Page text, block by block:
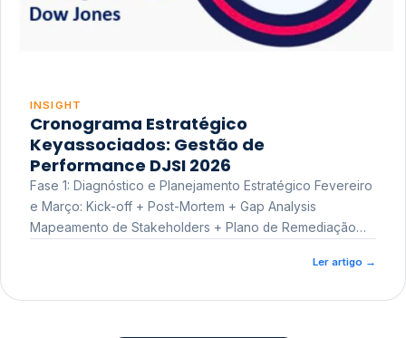
INSIGHT
Cronograma Estratégico
Keyassociados: Gestão de
Performance DJSI 2026
Fase 1: Diagnóstico e Planejamento Estratégico Fevereiro
e Março: Kick-off + Post-Mortem + Gap Analysis
Mapeamento de Stakeholders + Plano de Remediação
Ler artigo →